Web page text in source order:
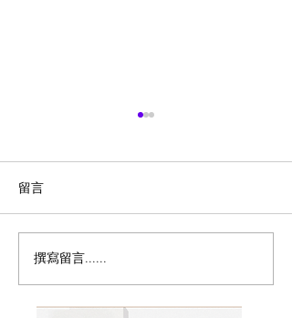
历史新低！Samsonite 新
秀丽 Winfield 2 全PC
20+28寸 黑色拉杆行李箱2
留言
撰寫留言......